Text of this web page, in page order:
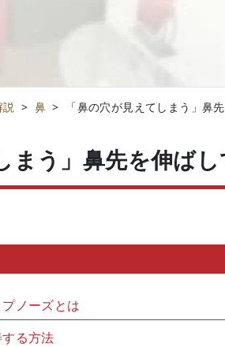
説 > 鼻 > 「鼻の穴が見えてしまう」鼻
まう」鼻先を伸ば
ノーズとは
る方法